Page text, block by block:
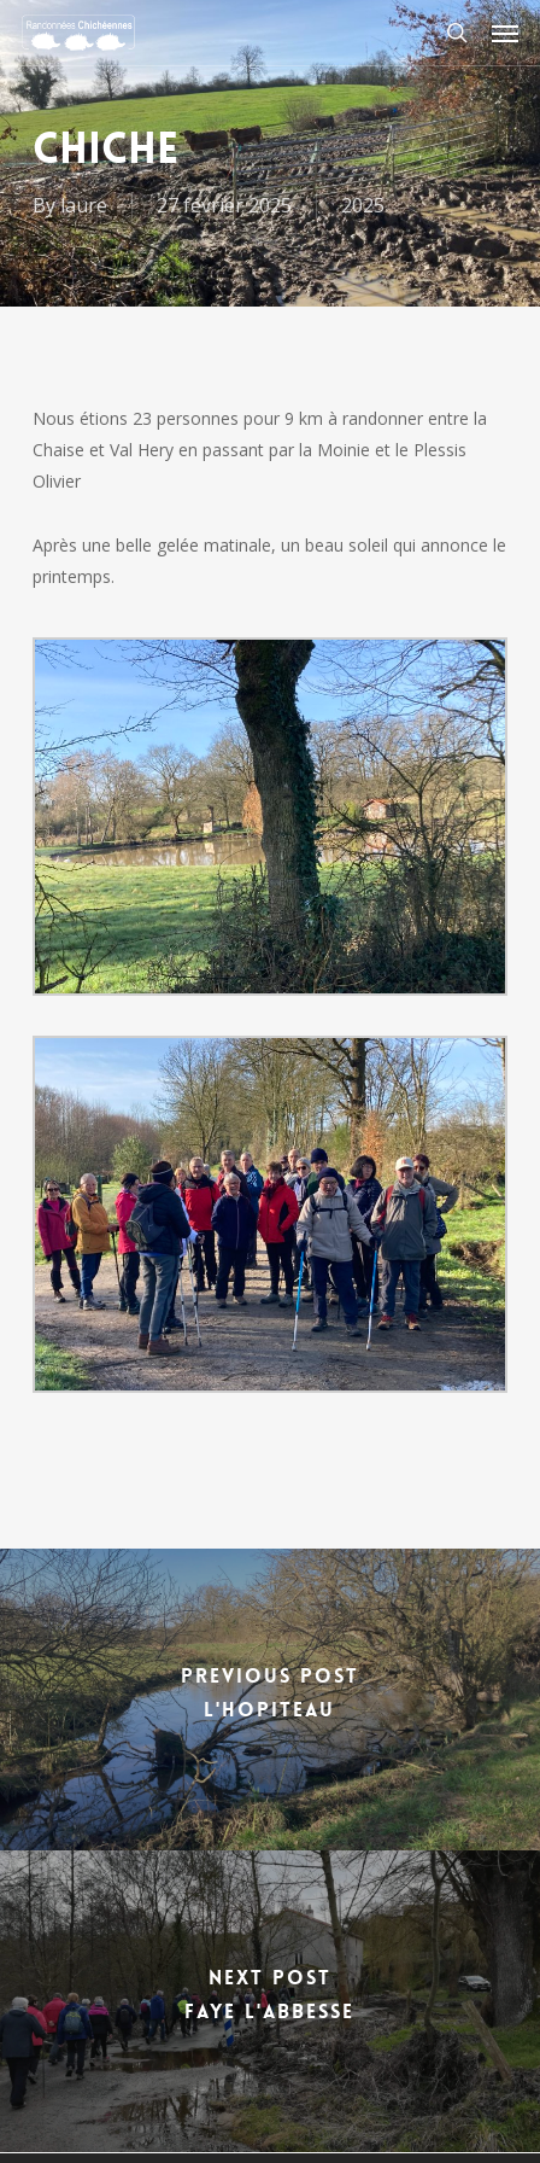
Skip
to
main
content
search
CHICHE
Bylaure 27 février 2025 2025
Nous étions 23 personnes pour 9 km à randonner entre la
Chaise et Val Hery en passant par la Moinie et le Plessis
Olivier
Après une belle gelée matinale, un beau soleil qui annonce le
printemps.
Previous Post
L'HOPITEAU
Next Post
FAYE L'ABBESSE